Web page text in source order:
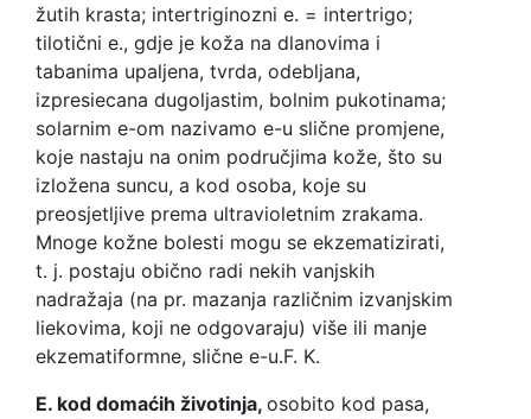
žutih krasta; intertriginozni e. = intertrigo;
tilotični e., gdje je koža na dlanovima i
tabanima upaljena, tvrda, odebljana,
izpresiecana dugoljastim, bolnim pukotinama;
solarnim e-om nazivamo e-u slične promjene,
koje nastaju na onim područjima kože, što su
izložena suncu, a kod osoba, koje su
preosjetljive prema ultravioletnim zrakama.
Mnoge kožne bolesti mogu se ekzematizirati,
t. j. postaju obično radi nekih vanjskih
nadražaja (na pr. mazanja različnim izvanjskim
liekovima, koji ne odgovaraju) više ili manje
ekzematiformne, slične e-u.F. K.
E. kod domaćih životinja, osobito kod pasa,